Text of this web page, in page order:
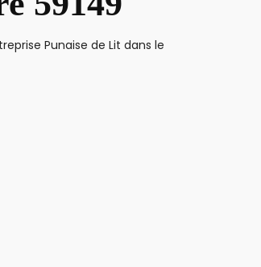
Punaise de Lit dans le